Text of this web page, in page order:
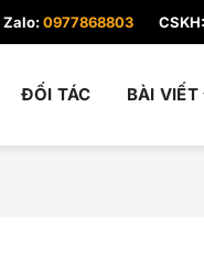
Zalo:0977868803
ĐỐI TÁC BÀI VIẾT